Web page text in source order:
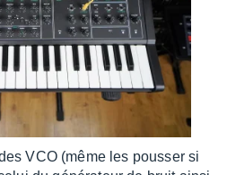
VCO (même les pous­ser si